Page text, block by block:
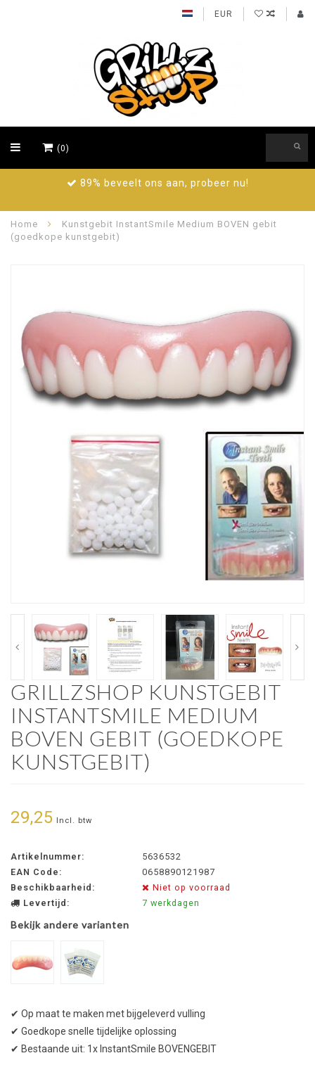
EUR
(0)
89% beveelt ons aan, probeer nu!
Home
Kunstgebit InstantSmile Medium BOVEN gebit
(goedkope kunstgebit)
GRILLZSHOP KUNSTGEBIT
INSTANTSMILE MEDIUM
BOVEN GEBIT (GOEDKOPE
KUNSTGEBIT)
29,25 Incl. btw
Artikelnummer:
5636532
EAN Code:
0658890121987
Beschikbaarheid:
Niet op voorraad
Levertijd:
7 werkdagen
Bekijk andere varianten
✔ Op maat te maken met bijgeleverd vulling
✔ Goedkope snelle tijdelijke oplossing
✔ Bestaande uit: 1x InstantSmile BOVENGEBIT